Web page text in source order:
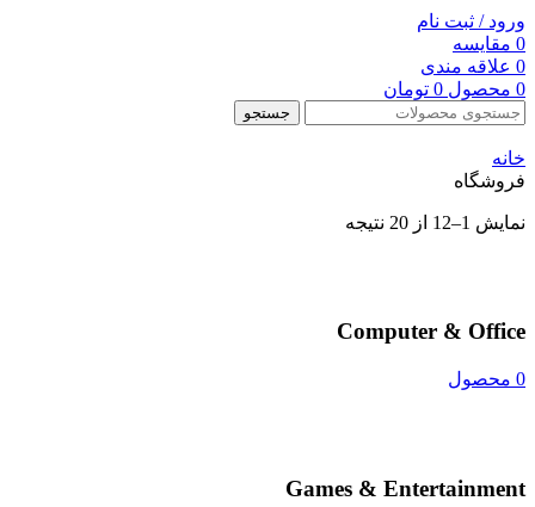
ورود / ثبت نام
0 مقایسه
0 علاقه مندی
0 محصول 0 تومان
جستجو
خانه
فروشگاه
نمایش 1–12 از 20 نتیجه
Computer & Office
0 محصول
Games & Entertainment